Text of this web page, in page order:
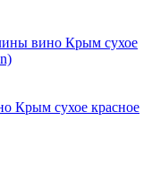
Крым сухое красное